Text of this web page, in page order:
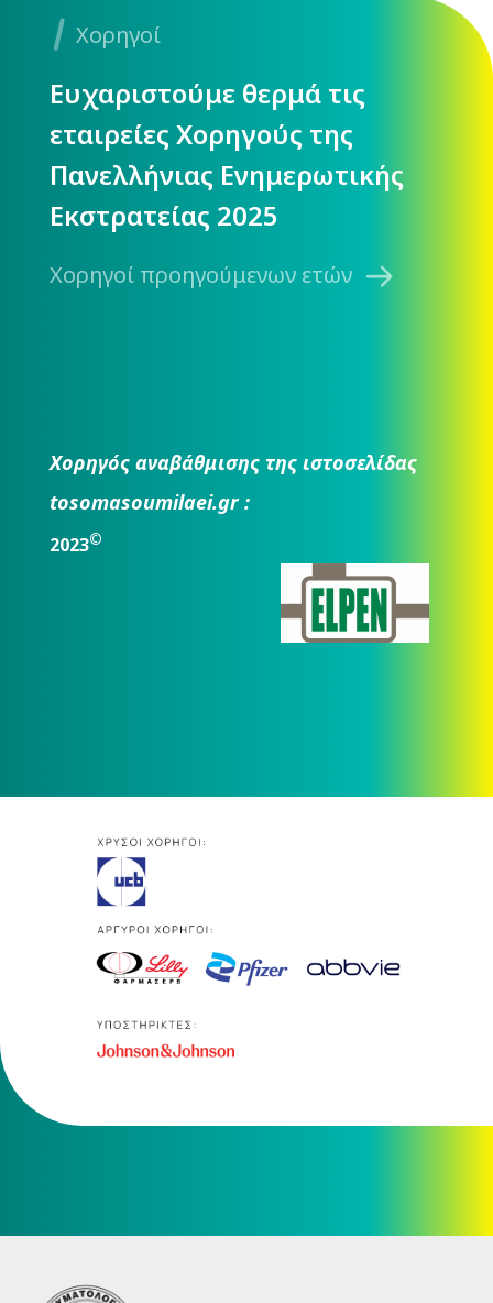
Χορηγοί
Ευχαριστούμε θερμά τις
εταιρείες Χορηγούς της
Πανελλήνιας Ενημερωτικής
Εκστρατείας 2025
Χορηγοί προηγούμενων ετών
Χορηγός αναβάθμισης της ιστοσελίδας
tosomasoumilaei.gr :
2023©